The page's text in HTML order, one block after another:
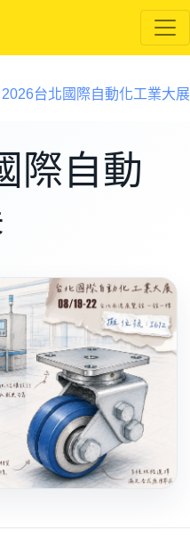
2026台北國際自動化工業大展
際自動